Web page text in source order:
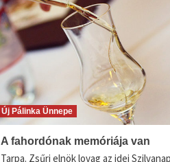
Új Pálinka Ünnepe
A fahordónak memóriája van
Tarpa. Zsűri elnök lovag az idei Szilvanap